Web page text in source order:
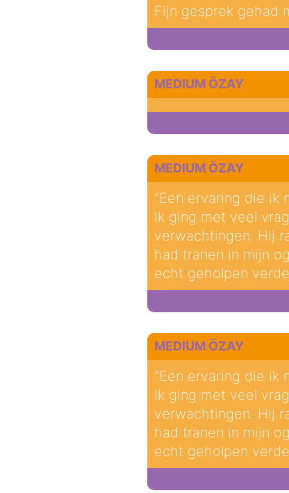
Fijn gesprek gehad
MEDIUM ÖZAY
MEDIUM ÖZAY
"Een ervaring die ik
Ik ging met veel
verwachtingen. Hij
had tranen in mijn
echt geholpen
MEDIUM ÖZAY
"Een ervaring die ik
Ik ging met veel
verwachtingen. Hij
had tranen in mijn
echt geholpen